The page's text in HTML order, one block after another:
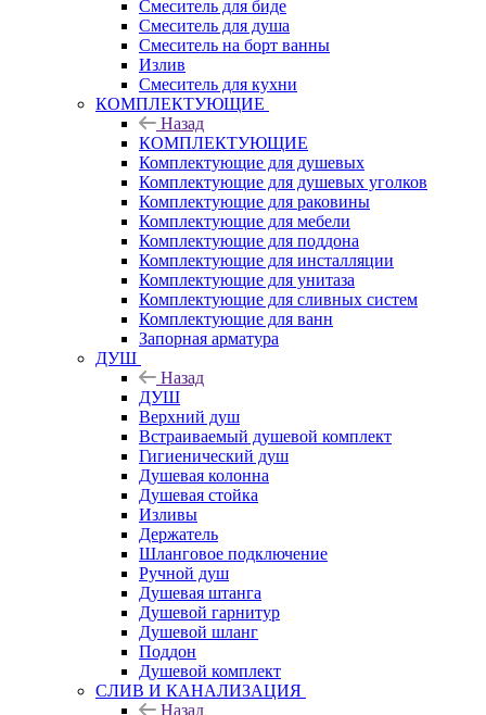
Смеситель для биде
Смеситель для душа
Смеситель на борт ванны
Излив
Смеситель для кухни
КОМПЛЕКТУЮЩИЕ
Назад
КОМПЛЕКТУЮЩИЕ
Комплектующие для душевых
Комплектующие для душевых уголков
Комплектующие для раковины
Комплектующие для мебели
Комплектующие для поддона
Комплектующие для инсталляции
Комплектующие для унитаза
Комплектующие для сливных систем
Комплектующие для ванн
Запорная арматура
ДУШ
Назад
ДУШ
Верхний душ
Встраиваемый душевой комплект
Гигиенический душ
Душевая колонна
Душевая стойка
Изливы
Держатель
Шланговое подключение
Ручной душ
Душевая штанга
Душевой гарнитур
Душевой шланг
Поддон
Душевой комплект
СЛИВ И КАНАЛИЗАЦИЯ
Назад